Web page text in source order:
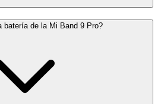
batería de la Mi Band 9 Pro?